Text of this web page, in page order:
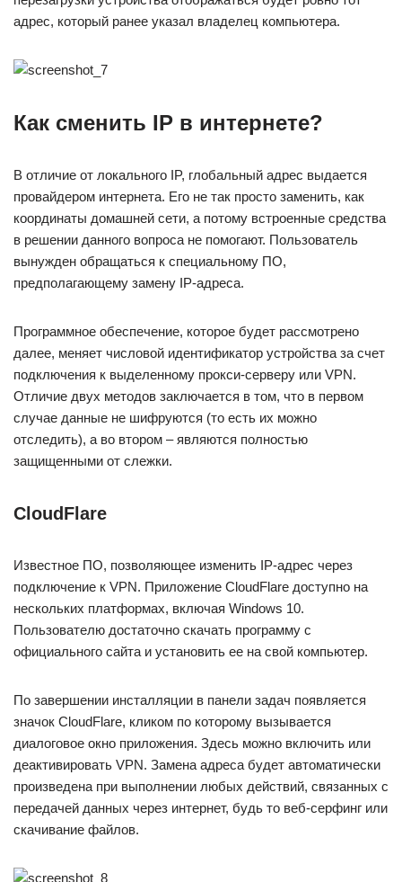
адрес, который ранее указал владелец компьютера.
Как сменить IP в интернете?
В отличие от локального IP, глобальный адрес выдается
провайдером интернета. Его не так просто заменить, как
координаты домашней сети, а потому встроенные средства
в решении данного вопроса не помогают. Пользователь
вынужден обращаться к специальному ПО,
предполагающему замену IP-адреса.
Программное обеспечение, которое будет рассмотрено
далее, меняет числовой идентификатор устройства за счет
подключения к выделенному прокси-серверу или VPN.
Отличие двух методов заключается в том, что в первом
случае данные не шифруются (то есть их можно
отследить), а во втором – являются полностью
защищенными от слежки.
CloudFlare
Известное ПО, позволяющее изменить IP-адрес через
подключение к VPN. Приложение CloudFlare доступно на
нескольких платформах, включая Windows 10.
Пользователю достаточно скачать программу с
официального сайта и установить ее на свой компьютер.
По завершении инсталляции в панели задач появляется
значок CloudFlare, кликом по которому вызывается
диалоговое окно приложения. Здесь можно включить или
деактивировать VPN. Замена адреса будет автоматически
произведена при выполнении любых действий, связанных с
передачей данных через интернет, будь то веб-серфинг или
скачивание файлов.